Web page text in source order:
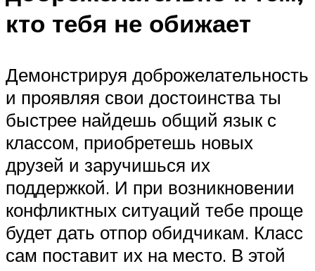
кто тебя не обижает
Демонстрируя доброжелательность
и проявляя свои достоинства ты
быстрее найдешь общий язык с
классом, приобретешь новых
друзей и заручишься их
поддержкой. И при возникновении
конфликтных ситуаций тебе проще
будет дать отпор обидчикам. Класс
сам поставит их на место. В этой